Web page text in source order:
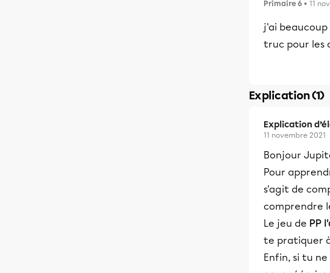
Primaire 6 • 11
j'ai beaucoup
truc pour les
Explication (1)
Explication
11 novembre 2021
Bonjour
Pour
s'agit de
comprendre
Le jeu de PP
te pratiquer
Enfin, si tu